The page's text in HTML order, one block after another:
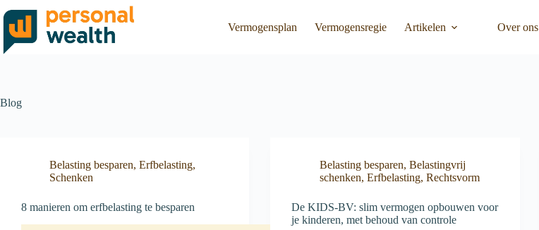
Vermogensplan Vermogensregie Artikelen Over ons
Blog
Belasting besparen, Erfbelasting,
Schenken
8 manieren om erfbelasting te besparen
Belasting besparen,Belastingvrij
schenken,Erfbelasting,Rechtsvorm
De KIDS-BV: slim vermogen opbouwen voor
je kinderen, met behoud van controle